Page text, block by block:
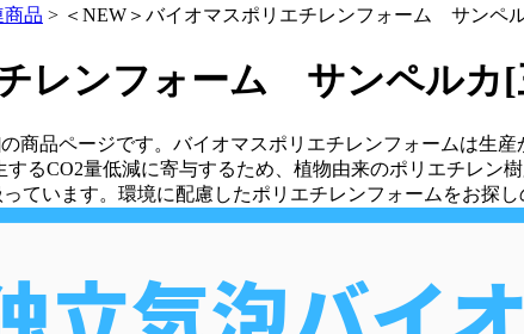
商品 > ＜NEW＞バイオマスポリエチレンフォーム サンペ
レンフォーム サンペルカ[
品ページです。バイオマスポリエチレンフォームは生産
るCO2量低減に寄与するため、植物由来のポリエチレン
ています。環境に配慮したポリエチレンフォームをお探